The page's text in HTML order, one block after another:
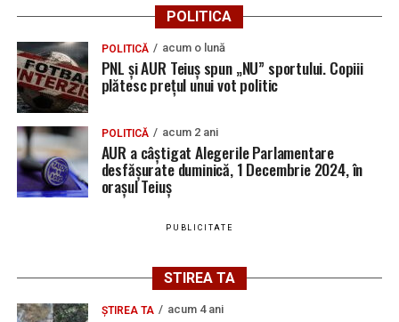
POLITICA
POLITICĂ acum o lună
PNL și AUR Teiuș spun „NU” sportului. Copiii
plătesc prețul unui vot politic
POLITICĂ acum 2 ani
AUR a câștigat Alegerile Parlamentare
desfășurate duminică, 1 Decembrie 2024, în
orașul Teiuș
PUBLICITATE
STIREA TA
ȘTIREA TA acum 4 ani